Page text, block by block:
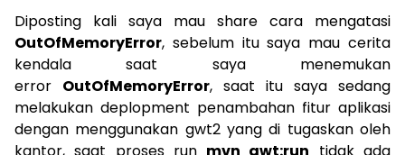
Diposting kali saya mau share cara mengatasi
OutOfMemoryError, sebelum itu saya mau cerita
kendala saat saya menemukan
error OutOfMemoryError, saat itu saya sedang
melakukan deplopment penambahan fitur aplikasi
dengan menggunakan gwt2 yang di tugaskan oleh